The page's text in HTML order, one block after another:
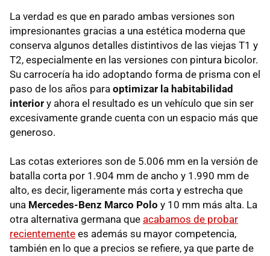
La verdad es que en parado ambas versiones son
impresionantes gracias a una estética moderna que
conserva algunos detalles distintivos de las viejas T1 y
T2, especialmente en las versiones con pintura bicolor.
Su carrocería ha ido adoptando forma de prisma con el
paso de los años para optimizar la habitabilidad
interior y ahora el resultado es un vehículo que sin ser
excesivamente grande cuenta con un espacio más que
generoso.
Las cotas exteriores son de 5.006 mm en la versión de
batalla corta por 1.904 mm de ancho y 1.990 mm de
alto, es decir, ligeramente más corta y estrecha que
una Mercedes-Benz Marco Polo y 10 mm más alta. La
otra alternativa germana que acabamos de probar
recientemente es además su mayor competencia,
también en lo que a precios se refiere, ya que parte de